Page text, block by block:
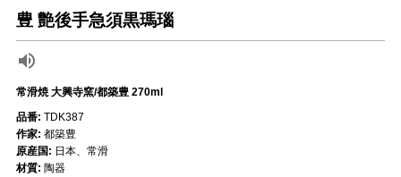
豊 艶後手急須黒瑪瑙
常滑焼 大興寺窯/都築豊 270ml
品番: TDK387
作家: 都築豊
原産国: 日本、常滑
材質: 陶器